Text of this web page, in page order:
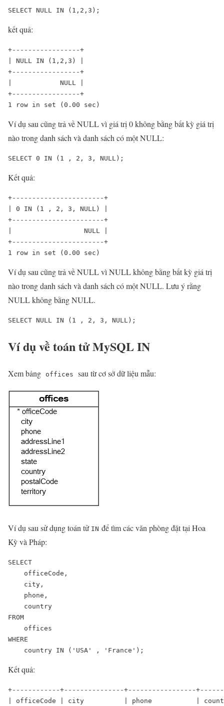
SELECT NULL IN (1,2,3);
kết quả:
+-----------------+
| NULL IN (1,2,3) |
+-----------------+
|            NULL |
+-----------------+
1 row in set (0.00 sec)
Ví dụ sau cũng trả về NULL vì giá trị 0 không bằng bất kỳ giá trị
nào trong danh sách và danh sách có một NULL:
SELECT 0 IN (1 , 2, 3, NULL);
Kết quả:
+-----------------------+
| 0 IN (1 , 2, 3, NULL) |
+-----------------------+
|                  NULL |
+-----------------------+
1 row in set (0.00 sec)
Ví dụ sau cũng trả về NULL vì NULL không bằng bất kỳ giá trị
nào trong danh sách và danh sách có một NULL. Lưu ý rằng
NULL không bằng NULL.
SELECT NULL IN (1 , 2, 3, NULL);
Ví dụ về toán tử MySQL IN
Xem bảng offices sau từ cơ sở dữ liệu mẫu:
Ví dụ sau sử dụng toán tử IN để tìm các văn phòng đặt tại Hoa
Kỳ và Pháp:
SELECT
    officeCode,
    city,
    phone,
    country
FROM
    offices
WHERE
    country IN ('USA' , 'France');
Kết quả:
+------------+---------------+-----------------
| officeCode | city          | phone           |